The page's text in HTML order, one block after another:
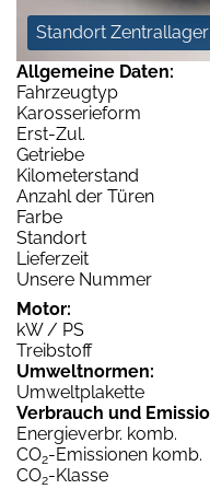
Standort Zentrallager
Allgemeine Daten:
Fahrzeugtyp
Karosserieform
Erst-Zul.
Getriebe
Kilometerstand
Anzahl der Türen
Farbe
Standort
Lieferzeit
Unsere Nummer
Motor:
kW / PS
Treibstoff
Umweltnormen:
Umweltplakette
Verbrauch und
Energieverbr. komb.
CO2-Emissionen komb.
CO2-Klasse